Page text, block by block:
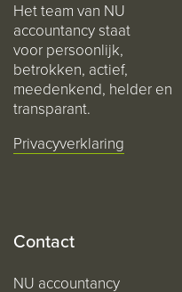
Het team van NU
accountancy staat
voor persoonlijk,
betrokken, actief,
meedenkend, helder en
transparant.
Privacyverklaring
Contact
NU accountancy